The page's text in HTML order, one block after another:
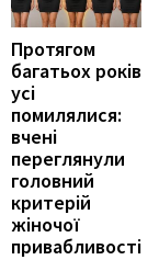
Протягом
багатьох років
усі
помилялися:
вчені
переглянули
головний
критерій
жіночої
привабливості